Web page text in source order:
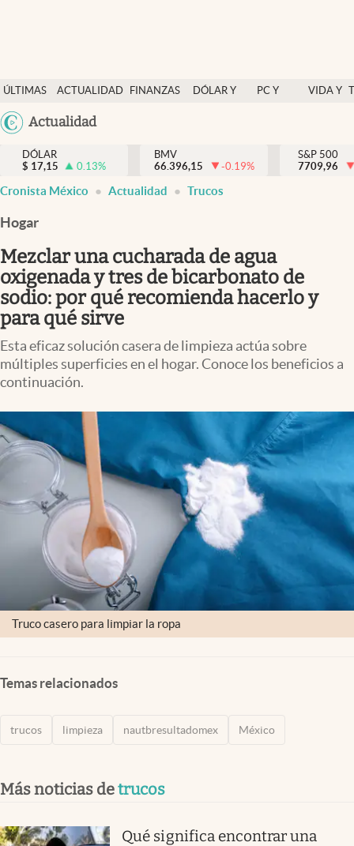
ÚLTIMAS
NOTICIAS
ACTUALIDAD
FINANZAS
DÓLAR Y
PC Y
VIDA Y
México
Actualidad
Actualidad
Finanzas y economía
Dólar y mercados
Pc y celular
Vida y estilo
Tv
Clima
Mediakit
abre en nueva pestaña
México
DÓLAR
$ 17,15 0.13%
BMV
66.396,15
-0.19%
S&P 500
7709,96
Cronista México Actualidad Trucos
Hogar
Mezclar una cucharada de agua
oxigenada y tres de bicarbonato de
sodio: por qué recomienda hacerlo y
para qué sirve
Esta eficaz solución casera de limpieza actúa sobre
múltiples superficies en el hogar. Conoce los beneficios a
continuación.
Truco casero para limpiar la ropa
Temas relacionados
trucos limpieza nautbresultadomex México
Más noticias detrucos
Qué significa encontrar una